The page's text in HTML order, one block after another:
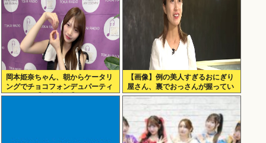
岡本姫奈ちゃん、朝からケータリ
ングでチョコフォンデュパーティ
ー！！！【乃木坂46】
【画像】例の美人すぎるおにぎり
屋さん、裏でおっさんが握ってい
たwww